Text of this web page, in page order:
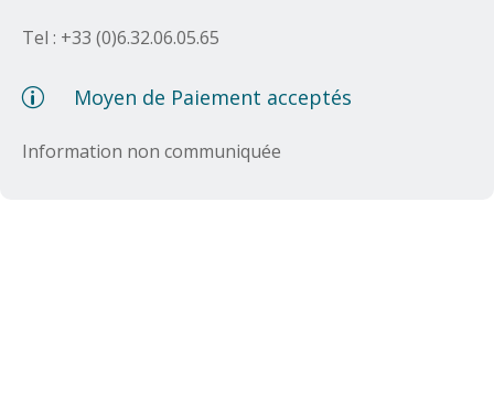
Tel : +33 (0)6.32.06.05.65
p Moyen de Paiement acceptés
Information non communiquée